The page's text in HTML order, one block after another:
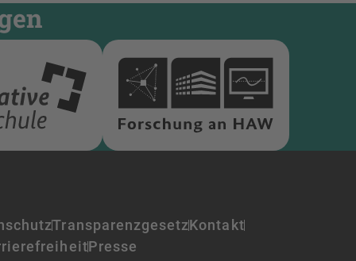
TransparenzgesetzKontakt
Presse